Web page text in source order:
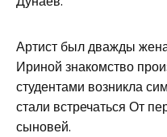
Артист был дважды
Ириной знакомство
студентами возникла
стали встречаться От
сыновей.